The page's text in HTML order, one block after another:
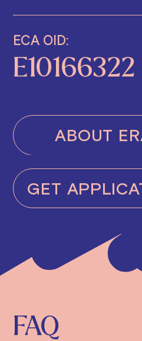
ECA OID:
E10166322
ABOUT
GET
FAQ